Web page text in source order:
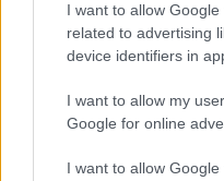
I want to allow
related to advertising
device identifiers in
I want to allow my
Google for online
I want to allow
Izklop elektrike: 423.
Območje Mute
Obvestila